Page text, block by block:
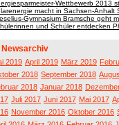
Wettbewerb 2013
macht in Sachsen-Anhalt
Gymnasium Bramsche geht
und Schüler entdecken
Newsarchiv
2019 April 2019 März 2019
2018 September 2018
2018 Januar 2018
Juli 2017 Juni 2017 Mai 2017
November 2016 Oktober 2016